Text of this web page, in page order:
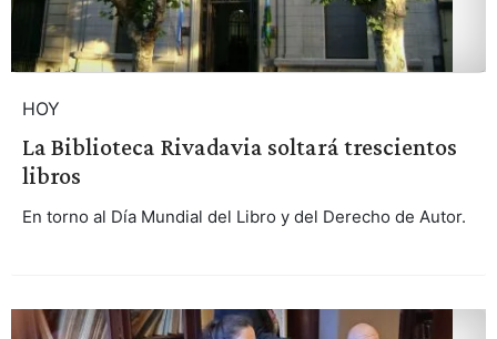
HOY
La Biblioteca Rivadavia soltará trescientos
libros
En torno al Día Mundial del Libro y del Derecho de Autor.